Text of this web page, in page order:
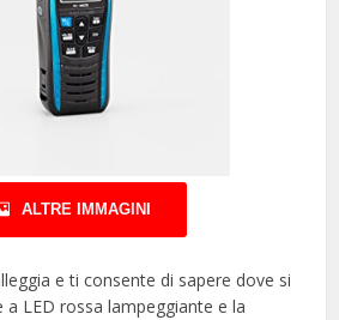
ALTRE IMMAGINI
e ti consente di sapere dove si
a LED rossa lampeggiante e la